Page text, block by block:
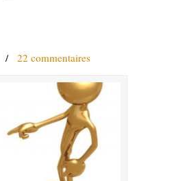
/ 22 commentaires